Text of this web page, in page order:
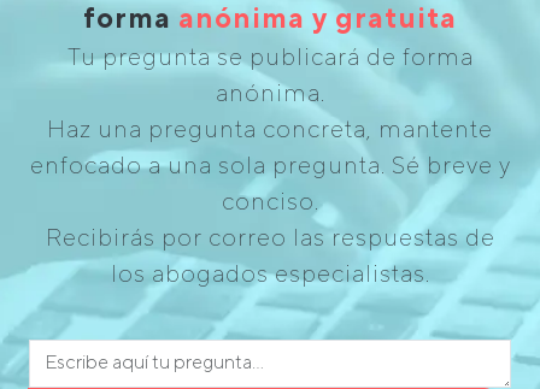
forma anónima y gratuita
Tu pregunta se publicará de forma
anónima.
Haz una pregunta concreta, mantente
enfocado a una sola pregunta. Sé breve y
conciso.
Recibirás por correo las respuestas de
los abogados especialistas.